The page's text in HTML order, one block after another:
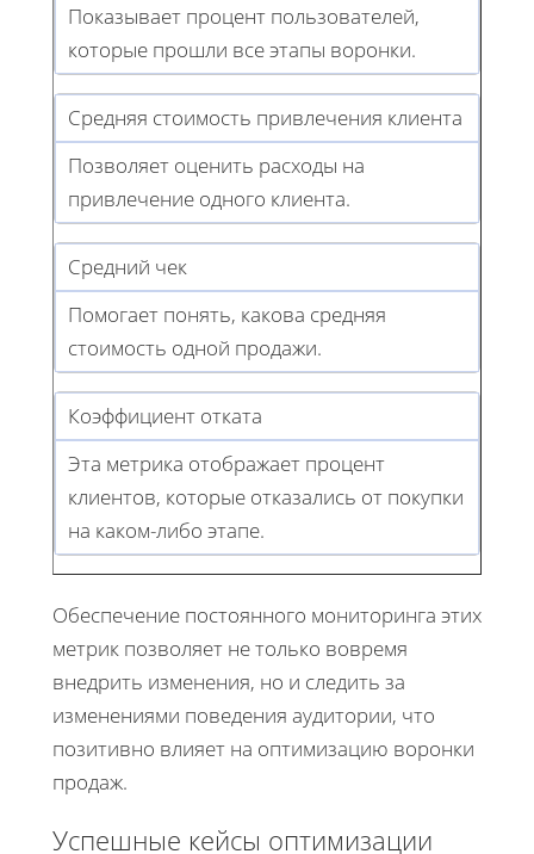
Показывает процент пользователей,
которые прошли все этапы воронки.
Средняя стоимость привлечения клиента
Позволяет оценить расходы на
привлечение одного клиента.
Средний чек
Помогает понять, какова средняя
стоимость одной продажи.
Коэффициент отката
Эта метрика отображает процент
клиентов, которые отказались от покупки
на каком-либо этапе.
Обеспечение постоянного мониторинга этих
метрик позволяет не только вовремя
внедрить изменения, но и следить за
изменениями поведения аудитории, что
позитивно влияет на оптимизацию воронки
продаж.
Успешные кейсы оптимизации